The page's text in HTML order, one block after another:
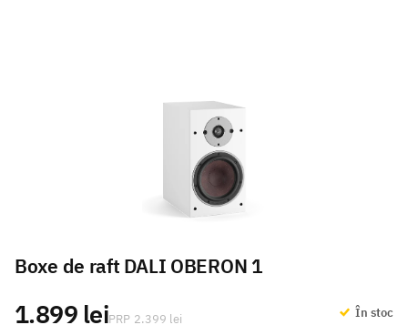
Boxe de raft DALI OBERON 1
În stoc
1.899 lei 2.399 lei